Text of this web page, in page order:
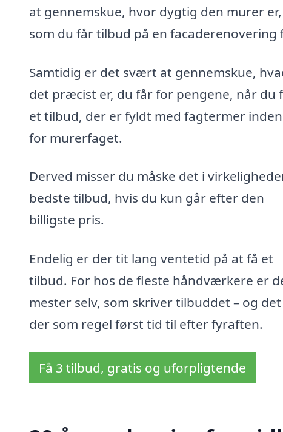
at gennemskue, hvor dygtig den murer er,
som du får tilbud på en facaderenovering
Samtidig er det svært at gennemskue,
det præcist er, du får for pengene, når du
et tilbud, der er fyldt med fagtermer inden
for murerfaget.
Derved misser du måske det i
bedste tilbud, hvis du kun går efter den
billigste pris.
Endelig er der tit lang ventetid på at få et
tilbud. For hos de fleste håndværkere er
mester selv, som skriver tilbuddet – og
der som regel først tid til efter fyraften.
Få 3 tilbud, gratis og uforpligtende